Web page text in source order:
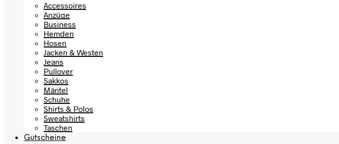
Accessoires
Anzüge
Business
Hemden
Hosen
Jacken & Westen
Jeans
Pullover
Sakkos
Mäntel
Schuhe
Shirts & Polos
Sweatshirts
Taschen
Gutscheine